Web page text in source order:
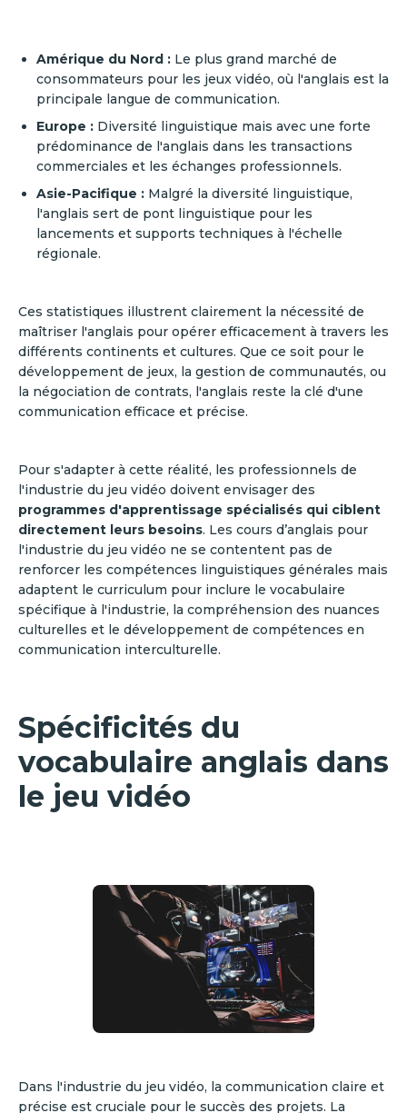
Amérique du Nord : Le plus grand marché de
consommateurs pour les jeux vidéo, où l'anglais est la
principale langue de communication.
Europe : Diversité linguistique mais avec une forte
prédominance de l'anglais dans les transactions
commerciales et les échanges professionnels.
Asie-Pacifique : Malgré la diversité linguistique,
l'anglais sert de pont linguistique pour les
lancements et supports techniques à l'échelle
régionale.
Ces statistiques illustrent clairement la nécessité de
maîtriser l'anglais pour opérer efficacement à travers les
différents continents et cultures. Que ce soit pour le
développement de jeux, la gestion de communautés, ou
la négociation de contrats, l'anglais reste la clé d'une
communication efficace et précise.
Pour s'adapter à cette réalité, les professionnels de
l'industrie du jeu vidéo doivent envisager des
programmes d'apprentissage spécialisés qui ciblent
directement leurs besoins. Les cours d’anglais pour
l'industrie du jeu vidéo ne se contentent pas de
renforcer les compétences linguistiques générales mais
adaptent le curriculum pour inclure le vocabulaire
spécifique à l'industrie, la compréhension des nuances
culturelles et le développement de compétences en
communication interculturelle.
Spécificités du
vocabulaire anglais dans
le jeu vidéo
Dans l'industrie du jeu vidéo, la communication claire et
précise est cruciale pour le succès des projets. La